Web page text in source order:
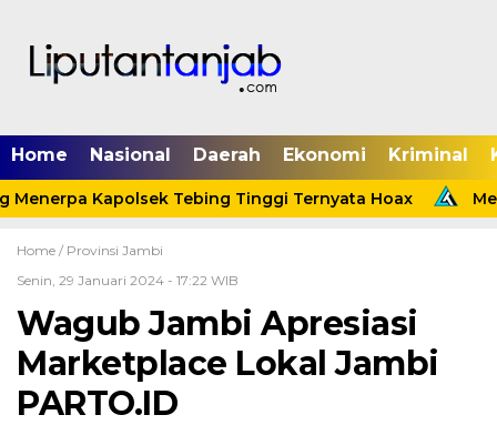
Home Nasional Daerah Ekonomi Kriminal
Kapolsek Tebing Tinggi Ternyata Hoax
Home / Provinsi Jambi
Senin, 29 Januari 2024 - 17:22 WIB
Wagub Jambi Apresiasi
Marketplace Lokal Jambi
PARTO.ID